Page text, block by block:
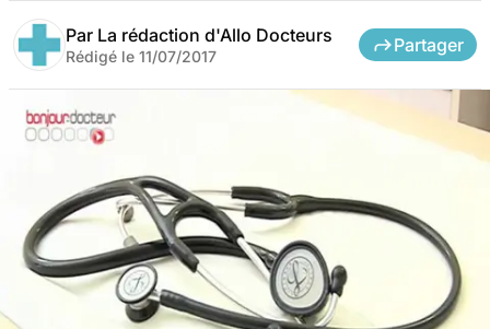
Par La rédaction d'Allo Docteurs
Rédigé le 11/07/2017
Partager